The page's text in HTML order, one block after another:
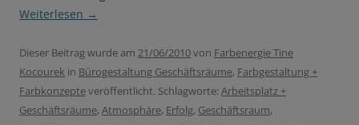
Weiterlesen →
Dieser Beitrag wurde am 21/06/2010von Farbenergie Tine
Kocourek in Bürogestaltung Geschäftsräume, Farbgestaltung +
Farbkonzepteveröffentlicht. Schlagworte: Arbeitsplatz +
Geschäftsräume, Atmosphäre, Erfolg, Geschäftsraum,